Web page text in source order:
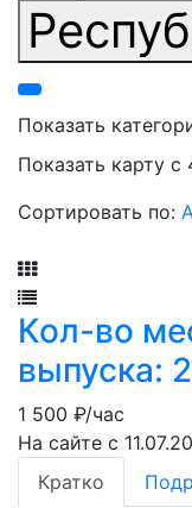
Показать
Показать карту с
Сортировать по:
Кол-во
выпуска:
1 500 ₽/час
На сайте с
Кратко